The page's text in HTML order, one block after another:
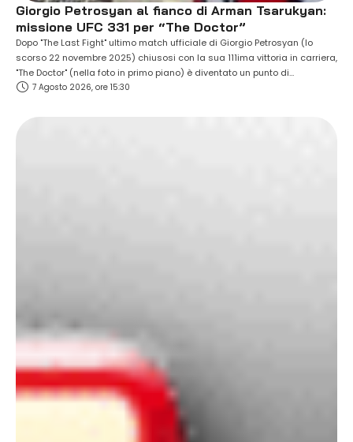
Giorgio Petrosyan al fianco di Arman Tsarukyan:
missione UFC 331 per “The Doctor”
Dopo "The Last Fight" ultimo match ufficiale di Giorgio Petrosyan (lo
scorso 22 novembre 2025) chiusosi con la sua 111ima vittoria in carriera,
"The Doctor" (nella foto in primo piano) è diventato un punto di
riferimento assoluto per le giovani generazioni, oltre che per atleti "pro"
7 Agosto 2026, ore 15:30